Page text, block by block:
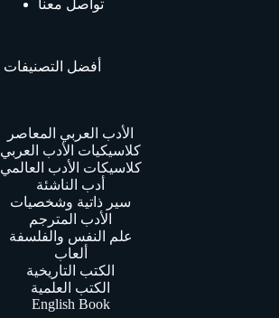
تواصل معنا
أفضل التصنيفات
الأدب العربي المعاصر
كلاسيكيات الأدب العربي
كلاسيكات الأدب العالمي
أدب الناشئة
سير ذاتية وشخصيات
الأدب المترجم
علم النفس والفلسفة
ألعاب
الكتب التاريخية
الكتب العلمية
English Book